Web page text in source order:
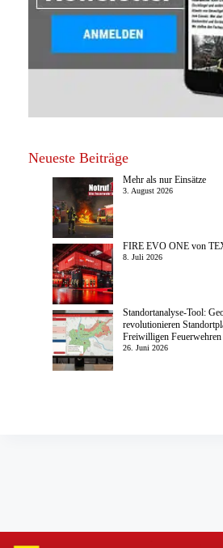
Neueste Beiträge
Mehr als nur Einsätze
3. August 2026
FIRE EVO ONE von
8. Juli 2026
Standortanalyse-Tool:
revolutionieren
Freiwilligen Feuerwehren
26. Juni 2026